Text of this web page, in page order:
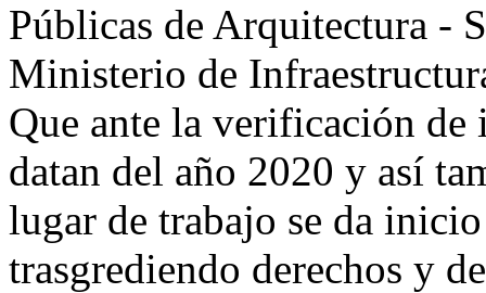
Públicas de Arquitectura -
Ministerio de
Que ante la verificación
datan del año 2020 y así
lugar de trabajo se da
trasgrediendo derechos y